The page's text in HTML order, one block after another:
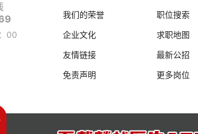
00
我们的荣誉
企业文化
友情链接
免责声明
职位搜索
求职地图
最新公招
更多岗位